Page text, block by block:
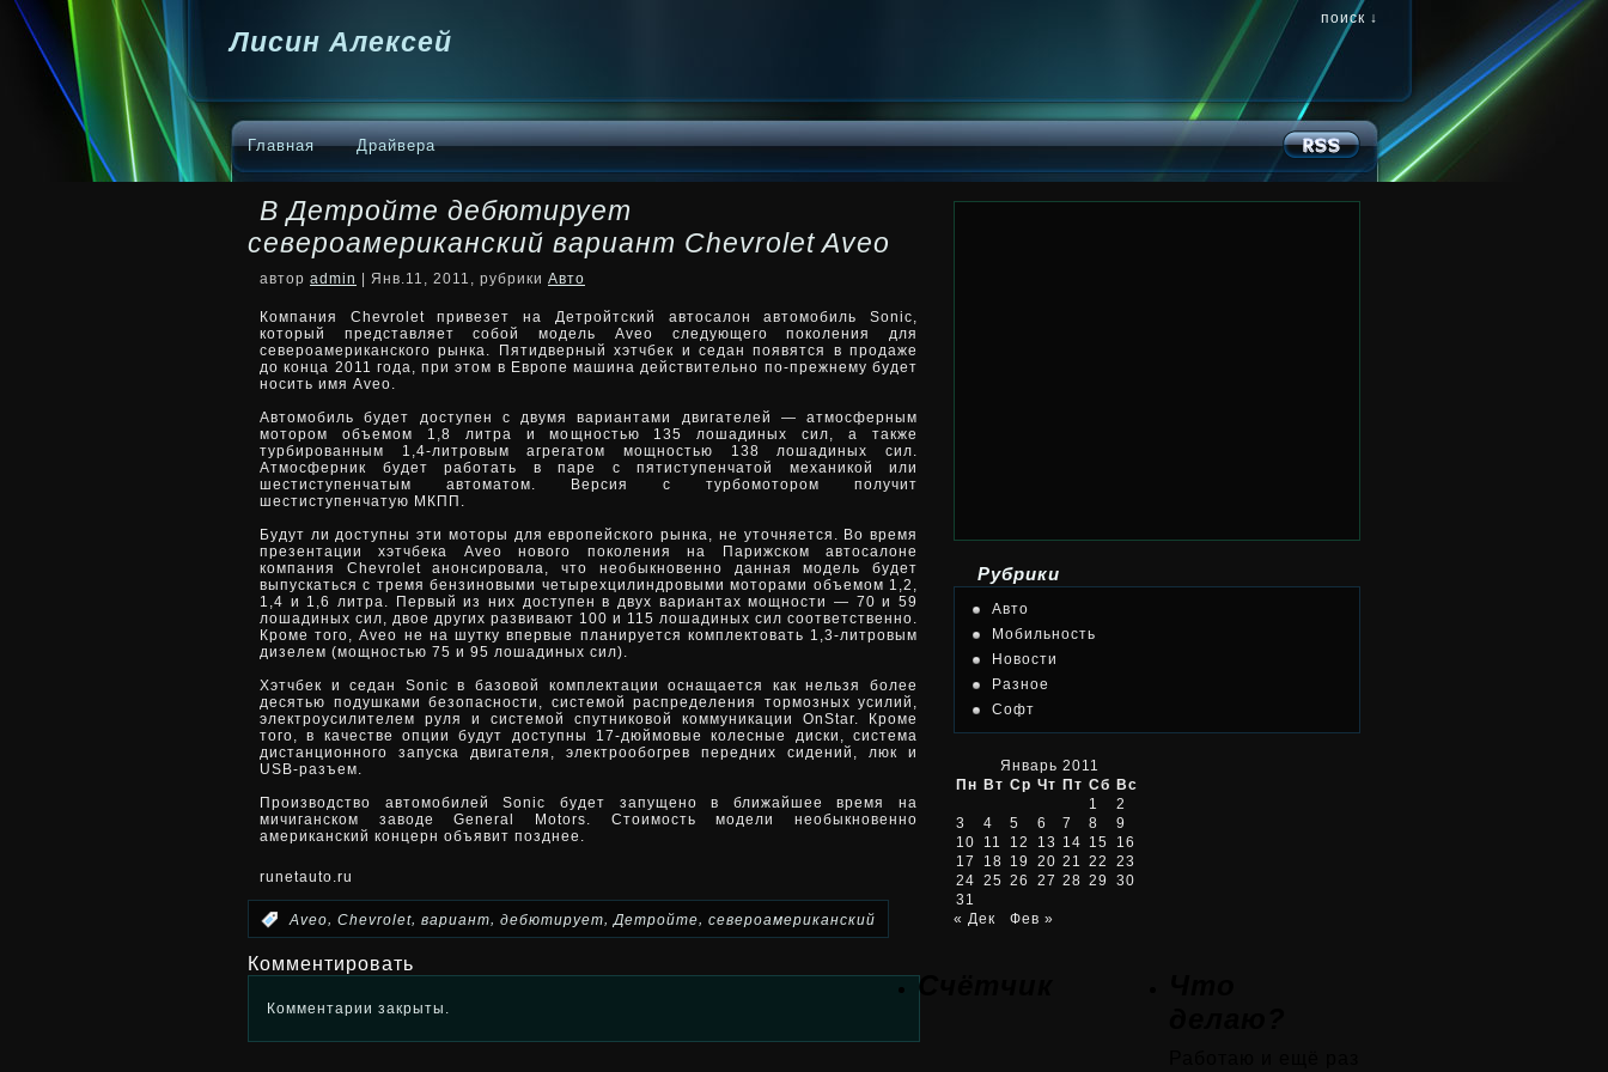
Лисин Алексей
поиск ↓
Главная Драйвера
В Детройте дебютирует
североамериканский вариант Chevrolet Aveo
автор admin | Янв.11, 2011, рубрики Авто
Компания Chevrolet привезет на Детройтский автосалон автомобиль Sonic,
который представляет собой модель Aveo следующего поколения для
североамериканского рынка. Пятидверный хэтчбек и седан появятся в продаже
до конца 2011 года, при этом в Европе машинадействительно по-прежнему будет
носить имя Aveo.
Автомобиль будет доступен с двумя вариантами двигателей — атмосферным
мотором объемом 1,8 литра и мощностью 135 лошадиных сил, а также
турбированным 1,4-литровым агрегатом мощностью 138 лошадиных сил.
Атмосферник будет работать в паре с пятиступенчатой механикой или
шестиступенчатым автоматом. Версия с турбомотором получит
шестиступенчатую МКПП.
Будут ли доступны эти моторы для европейского рынка, не уточняется. Во время
презентации хэтчбека Aveo нового поколения на Парижском автосалоне
компания Chevrolet анонсировала, что необыкновенно данная модель будет
выпускаться с тремя бензиновыми четырехцилиндровыми моторами объемом 1,2,
1,4 и 1,6 литра. Первый из них доступен в двух вариантах мощности — 70 и 59
лошадиных сил, двое других развивают 100 и 115 лошадиных сил соответственно.
Кроме того, Aveo не на шутку впервые планируется комплектовать 1,3-литровым
дизелем (мощностью 75 и 95 лошадиных сил).
Хэтчбек и седан Sonic в базовой комплектации оснащается как нельзя более
десятью подушками безопасности, системой распределения тормозных усилий,
электроусилителем руля и системой спутниковой коммуникации OnStar. Кроме
того, в качестве опции будут доступны 17-дюймовые колесные диски, система
дистанционного запуска двигателя, электрообогрев передних сидений, люк и
USB-разъем.
Производство автомобилей Sonic будет запущено в ближайшее время на
мичиганском заводе General Motors. Стоимость модели необыкновенно
американский концерн объявит позднее.
runetauto.ru
:Aveo, Chevrolet, вариант, дебютирует, Детройте, североамериканский
Комментировать
Комментарии закрыты.
Рубрики
Авто
Мобильность
Новости
Разное
Софт
Январь 2011
Пн Вт Ср Чт Пт Сб Вс
1
2
3
4 5 6 7 8
9
10
11 12 13 14 15
16
17
18 19 20 21 22
23
24 25 26 27 28 29
30
31
« Дек
Фев »
Счётчик